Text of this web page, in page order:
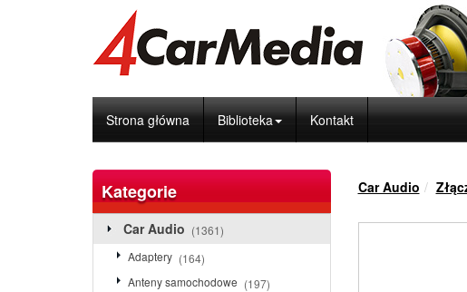
Strona główna Biblioteka Kontakt
Kategorie
Car Audio (1361)
Adaptery (164)
Anteny samochodowe (197)
Car Audio